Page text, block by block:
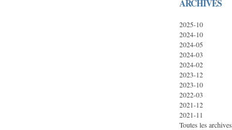
ARCHIVES
2025-10
2024-10
2024-05
2024-03
2024-02
2023-12
2023-10
2022-03
2021-12
2021-11
Toutes les archives